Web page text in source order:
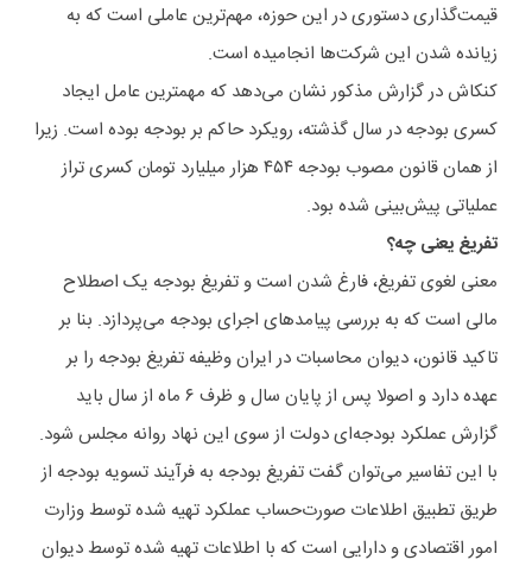
قیمت‌گذاری دستوری در این حوزه، مهم‌ترین عاملی است که به
زیانده شدن این شرکت‌ها انجامیده است.
کنکاش در گزارش مذکور نشان می‌دهد که مهمترین عامل ایجاد
کسری بودجه در سال گذشته، رویکرد حاکم بر بودجه بوده است. زیرا
از همان قانون مصوب بودجه ۴۵۴ هزار میلیارد تومان کسری تراز
عملیاتی پیش‌بینی شده بود.
تفریغ یعنی چه؟
معنی لغوی تفریغ، فارغ شدن است و تفریغ بودجه یک اصطلاح
مالی است که به بررسی پیامدهای اجرای بودجه می‌پردازد. بنا بر
تاکید قانون، دیوان محاسبات در ایران وظیفه تفریغ بودجه را بر
عهده دارد و اصولا پس از پایان سال و ظرف ۶ ماه از سال باید
گزارش عملکرد بودجه‌ای دولت از سوی این نهاد روانه مجلس شود.
با این تفاسیر می‌توان گفت تفریغ بودجه به فرآیند تسویه بودجه از
طریق تطبیق اطلاعات صورت‌حساب عملکرد تهیه شده توسط وزارت
امور اقتصادی و دارایی است که با اطلاعات تهیه شده توسط دیوان